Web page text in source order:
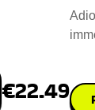
€22.49